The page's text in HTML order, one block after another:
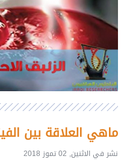
ماهي العلاقة بين
نشر في الاثنين, 02 تموز 2018